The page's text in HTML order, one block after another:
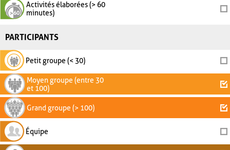
Activités élaborées (> 60
minutes)
PARTICIPANTS
Petit groupe (< 30)
Moyen groupe (entre 30
et 100)
Grand groupe (> 100)
Équipe